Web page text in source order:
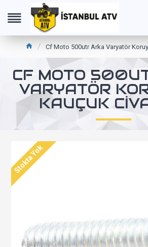
Cf Moto 500utr Arka Varyatör
CF MOTO
VARYATÖR
KAUÇUK
Stokta Yok